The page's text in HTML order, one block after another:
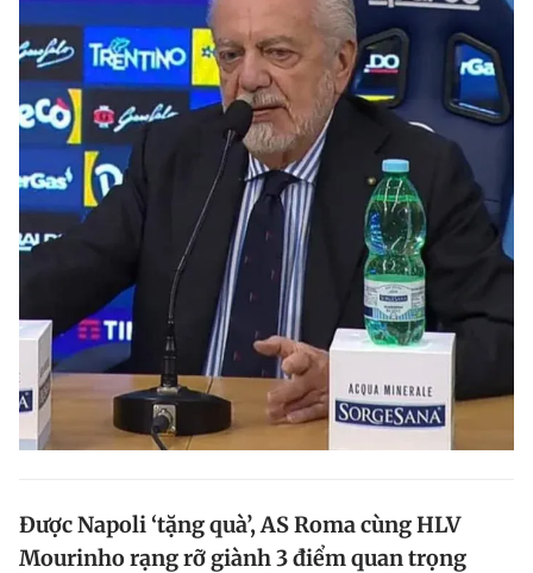
Được Napoli ‘tặng quà’, AS Roma cùng HLV
Mourinho rạng rỡ giành 3 điểm quan trọng